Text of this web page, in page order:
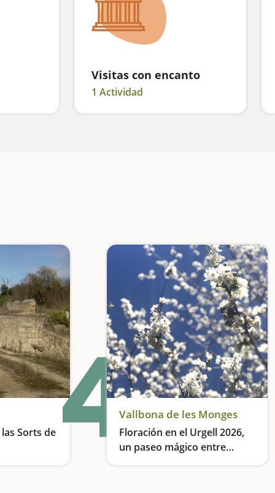
Visitas con encanto
1 Actividad
Sorts de
Itinerario fuentes, arbres monumentales y pícnic4Vallbona de les Monges
Floración en el Urgell 2026,
un paseo mágico entre
El espectáculo de la floración de los almendros en el Urgell